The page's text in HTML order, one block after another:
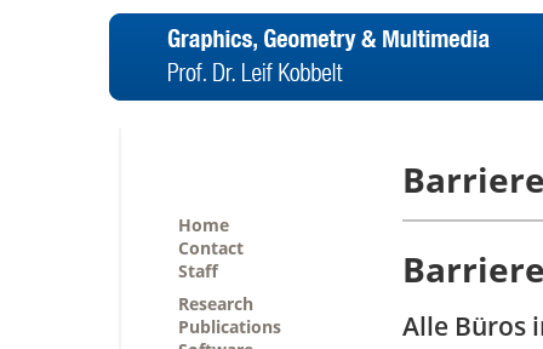
Home
Contact
Staff
Research
Publications
Alle Büros